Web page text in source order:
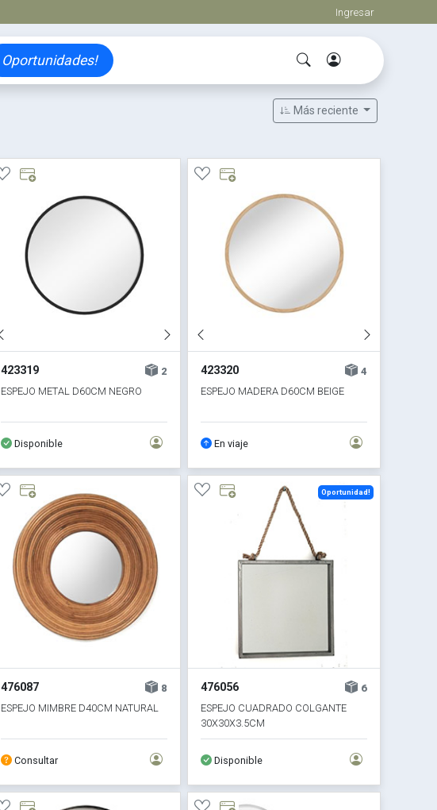
Ingresar
Oportunidades!
Más reciente
423319
2
ESPEJO METAL D60CM NEGRO
Disponible
423320
4
ESPEJO MADERA D60CM BEIGE
En viaje
476087
8
ESPEJO MIMBRE D40CM NATURAL
Consultar
476056
6
ESPEJO CUADRADO COLGANTE
30X30X3.5CM
Disponible
Oportunidad!